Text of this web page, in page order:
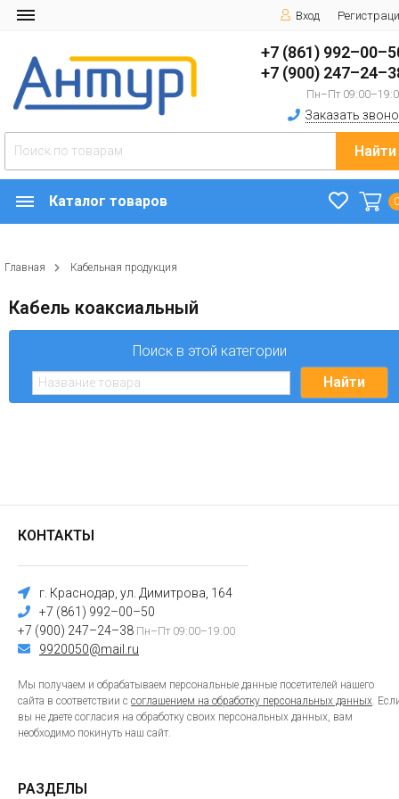
Вход
+7 (861)
+7 (900)
Пн–Пт
Заказать
Найти
Каталог товаров
Главная Кабельная продукция
Кабель коаксиальный
Поиск в этой категории
КОНТАКТЫ
г. Краснодар, ул. Димитрова, 164
+7 (861) 992–00–50
+7 (900) 247–24–38 Пн–Пт 09:00–19:00
9920050@mail.ru
Мы получаем и обрабатываем персональные данные посетителей нашего
сайта в соответствии с соглашением на обработку персональных данных.
вы не даете согласия на обработку своих персональных данных, вам
необходимо покинуть наш сайт.
РАЗДЕЛЫ